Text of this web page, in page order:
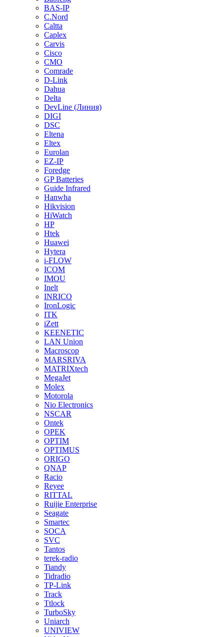
BAS-IP
C.Nord
Caltta
Caplex
Carvis
Cisco
CMO
Comrade
D-Link
Dahua
Delta
DevLine (Линия)
DIGI
DSC
Eltena
Eltex
Eurolan
EZ-IP
Foredge
GP Batteries
Guide Infrared
Hanwha
Hikvision
HiWatch
HP
Htek
Huawei
Hytera
i-FLOW
ICOM
IMOU
Inelt
INRICO
IronLogic
ITK
iZett
KEENETIC
LAN Union
Macroscop
MARSRIVA
MATRIXtech
MegaJet
Molex
Motorola
Nio Electronics
NSCAR
Ontek
OPEK
OPTIM
OPTIMUS
ORIGO
QNAP
Racio
Reyee
RITTAL
Ruijie Enterprise
Seagate
Smartec
SOCA
SVC
Tantos
terek-radio
Tiandy
Tidradio
TP-Link
Track
Ttlock
TurboSky
Uniarch
UNIVIEW